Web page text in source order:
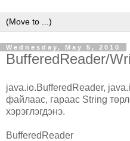
Wednesday, May 5, 2010
BufferedReader/
java.io.BufferedReader,
файлаас, гараас String
хэрэглэгдэнэ.
BufferedReader